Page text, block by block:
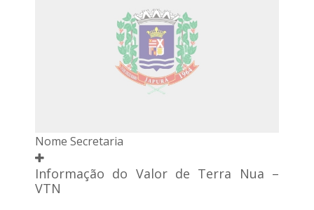
Nome Secretaria
Informação do Valor de Terra Nua –
VTN